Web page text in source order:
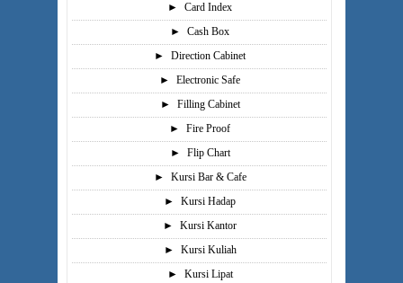
►
Card Index
►
Cash Box
►
Direction Cabinet
►
Electronic Safe
►
Filling Cabinet
►
Fire Proof
►
Flip Chart
►
Kursi Bar & Cafe
►
Kursi Hadap
►
Kursi Kantor
►
Kursi Kuliah
►
Kursi Lipat